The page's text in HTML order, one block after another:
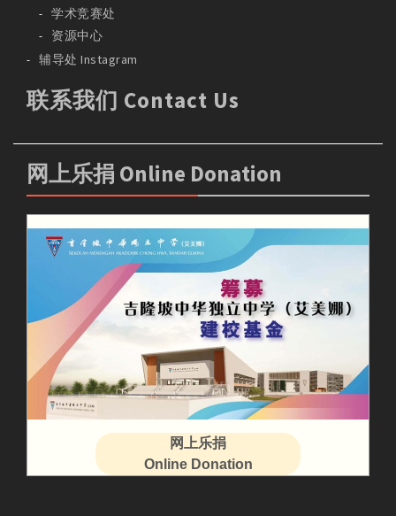
学术竞赛处
资源中心
辅导处 Instagram
联系我们 Contact Us
网上乐捐 Online Donation
网上乐捐
Online Donation